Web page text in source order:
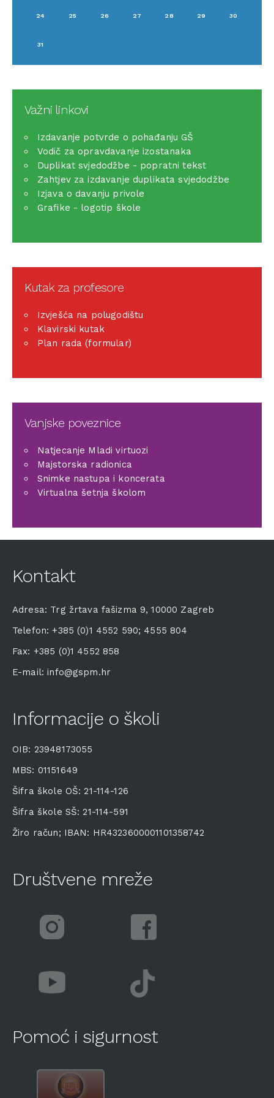
24 25 26 27 28 29 30
31
Važni linkovi
Izdavanje potvrde o pohađanju GŠ
Vodič za opravdavanje izostanaka
Duplikat svjedodžbe - popratni tekst
Zahtjev za izdavanje duplikata svjedodžbe
Izjava o davanju privole
Grafike - logotip škole
Kutak za profesore
Izvješća na polugodištu
Klavirski kutak
Plan rada (formular)
Vanjske poveznice
Natjecanje Mladi virtuozi
Majstorska radionica
Snimke nastupa i koncerata
Virtualna šetnja školom
Kontakt
Adresa: Trg žrtava fašizma 9, 10000 Zagreb
Telefon: +385 (0)1 4552 590; 4555 804
Fax: +385 (0)1 4552 858
E-mail: info@gspm.hr
Informacije o školi
OIB: 23948173055
MBS: 01151649
Šifra škole OŠ: 21-114-126
Šifra škole SŠ: 21-114-591
Žiro račun; IBAN: HR4323600001101358742
Društvene mreže
Pomoć i sigurnost